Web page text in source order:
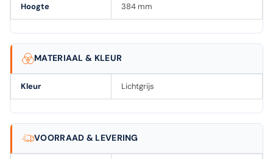
Hoogte 384 mm
MATERIAAL & KLEUR
Kleur Lichtgrijs
VOORRAAD & LEVERING